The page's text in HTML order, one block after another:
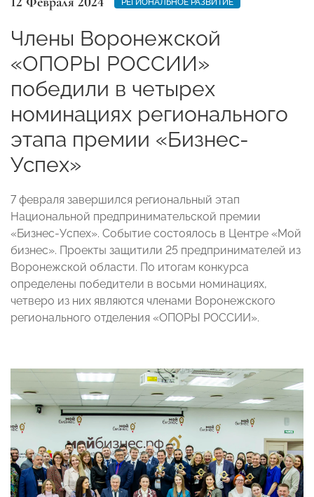
Члены Воронежской
«ОПОРЫ РОССИИ»
победили в четырех
номинациях регионального
этапа премии «Бизнес-
Успех»
7 февраля завершился региональный этап
Национальной предпринимательской премии
«Бизнес-Успех». Событие состоялось в Центре «Мой
бизнес». Проекты защитили 25 предпринимателей из
Воронежской области. По итогам конкурса
определены победители в восьми номинациях,
четверо из них являются членами Воронежского
регионального отделения «ОПОРЫ РОССИИ».